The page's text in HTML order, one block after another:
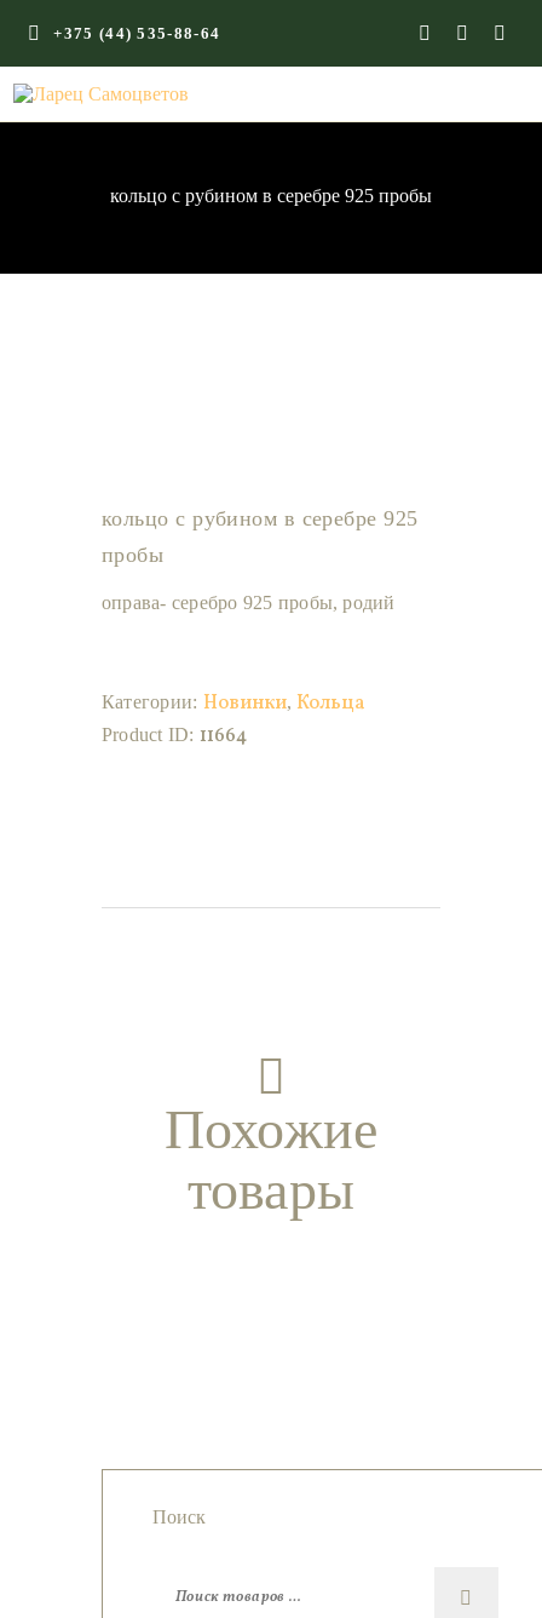
+375 (44) 535-88-64
кольцо с рубином в серебре 925 пробы
ГЛАВНАЯ
ЭНЕРГИЯ ФОРМ
МАГАЗИН
кольцо с рубином в серебре 925
пробы
оправа- серебро 925 пробы, родий
Категории: Новинки, Кольца
Product ID: 11664
Похожие
товары
Поиск